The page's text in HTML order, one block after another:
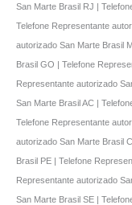
San Marte Brasil RJ |
Telefone Representante
autorizado San Marte Brasil
Brasil GO | Telefone
Representante autorizado
San Marte Brasil AC |
Telefone Representante
autorizado San Marte Brasil
Brasil PE | Telefone
Representante autorizado
San Marte Brasil SE |